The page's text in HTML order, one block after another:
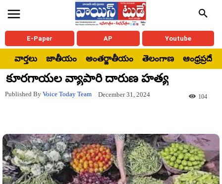
E-Paper AP Youtube
వార్తలు జాతీయం అంతర్జాతీయం తెలంగాణ ఆంధ్రప్రదేశ్
కూరగాయల వ్యాపారి దారుణ హత్య
Published By Voice Today Team December 31, 2024 104